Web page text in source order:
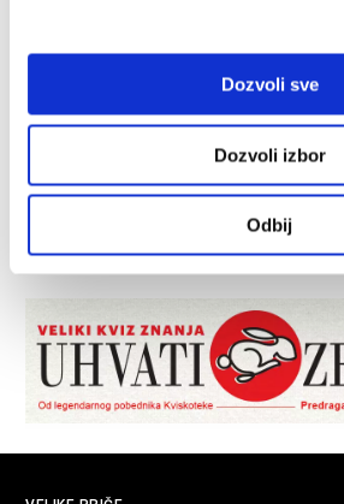
Dozvoli sve
Dozvoli izbor
Odbij